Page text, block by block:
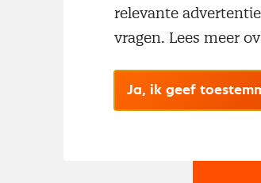
relevante
vragen. Lees meer
Ja, ik geef